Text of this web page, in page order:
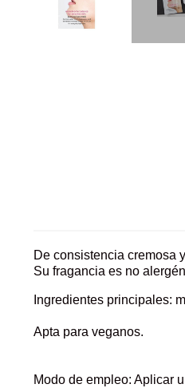
De consistencia cremosa
Su fragancia es no
Ingredientes principales:
Apta para veganos.
Modo de empleo: Aplicar